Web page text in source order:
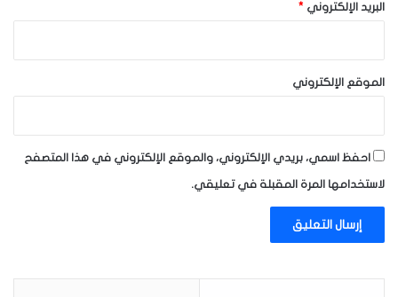
البريد الإلكتروني *
الموقع الإلكتروني
احفظ اسمي، بريدي الإلكتروني، والموقع الإلكتروني في هذا المتصفح
لاستخدامها المرة المقبلة في تعليقي.